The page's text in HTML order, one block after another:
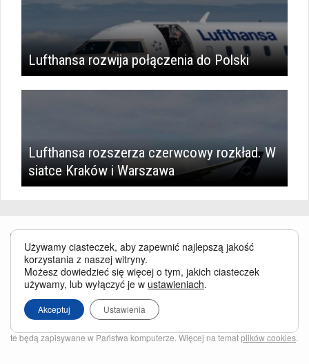
Lufthansa rozwija połączenia do Polski
Lufthansa rozszerza czerwcowy rozkład. W
siatce Kraków i Warszawa
Serwis BusinessTraveller.pl wykorzystuje pliki cookies
technologie o analogicznym charakterze, przede wszystkim w celu
zapewnienia Państwu najlepszej jakości oferowanych usług, a ponadto w
celach statystycznych i reklamowych. Korzystanie z serwisu oznacza, że pliki
te będą zapisywane w Państwa komputerze. Więcej na tematplików cookies.
Używamy ciasteczek, aby zapewnić najlepszą jakość
korzystania z naszej witryny.
Możesz dowiedzieć się więcej o tym, jakich ciasteczek
używamy, lub wyłączyć je w ustawieniach.
Akceptuj Ustawienia